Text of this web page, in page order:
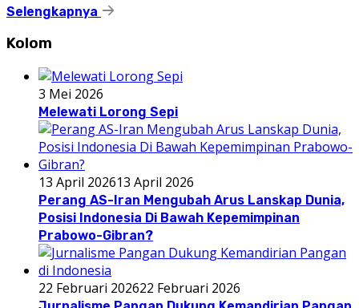
Selengkapnya
Kolom
3 Mei 2026
Melewati Lorong Sepi
13 April 202613 April 2026
Perang AS-Iran Mengubah Arus Lanskap Dunia,
Posisi Indonesia Di Bawah Kepemimpinan
Prabowo-Gibran?
22 Februari 202622 Februari 2026